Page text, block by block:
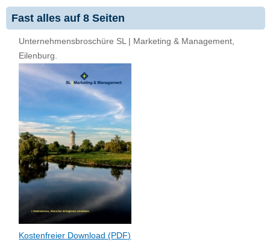
Fast alles auf 8 Seiten
Unternehmensbroschüre SL | Marketing & Management,
Eilenburg.
Kostenfreier Download (PDF)